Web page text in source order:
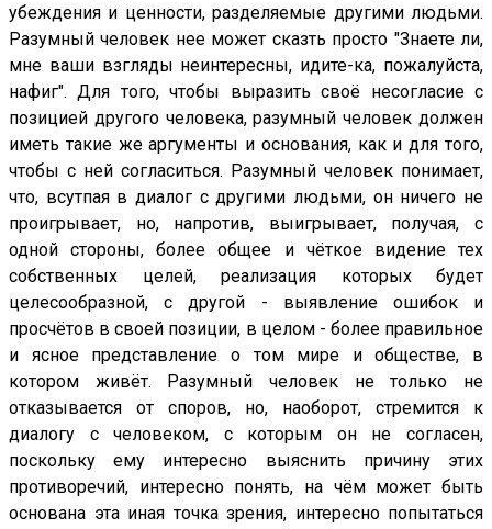
убеждения и ценности, разделяемые другими людьми.
Разумный человек нее может сказть просто "Знаете ли,
мне ваши взгляды неинтересны, идите-ка, пожалуйста,
нафиг". Для того, чтобы выразить своё несогласие с
позицией другого человека, разумный человек должен
иметь такие же аргументы и основания, как и для того,
чтобы с ней согласиться. Разумный человек понимает,
что, всутпая в диалог с другими людьми, он ничего не
проигрывает, но, напротив, выигрывает, получая, с
одной стороны, более общее и чёткое видение тех
собственных целей, реализация которых будет
целесообразной, с другой - выявление ошибок и
просчётов в своей позиции, в целом - более правильное
и ясное представление о том мире и обществе, в
котором живёт. Разумный человек не только не
отказывается от споров, но, наоборот, стремится к
диалогу с человеком, с которым он не согласен,
поскольку ему интересно выяснить причину этих
противоречий, интересно понять, на чём может быть
основана эта иная точка зрения, интересно попытаться